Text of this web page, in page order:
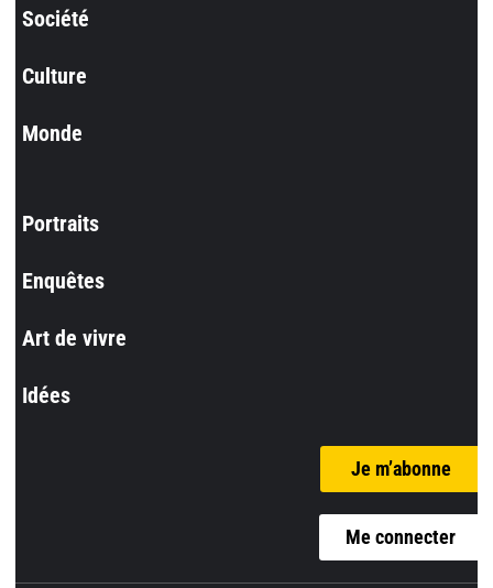
Société
Culture
Monde
Portraits
Enquêtes
Art de vivre
Idées
Je m’abonne
Me connecter